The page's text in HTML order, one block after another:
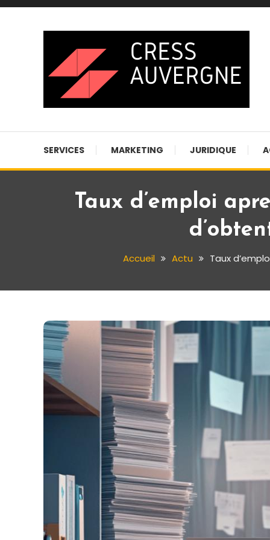
Skip
SERVICES MARKETING JURIDIQUE
Taux d’emploi
Accueil Actu Taux